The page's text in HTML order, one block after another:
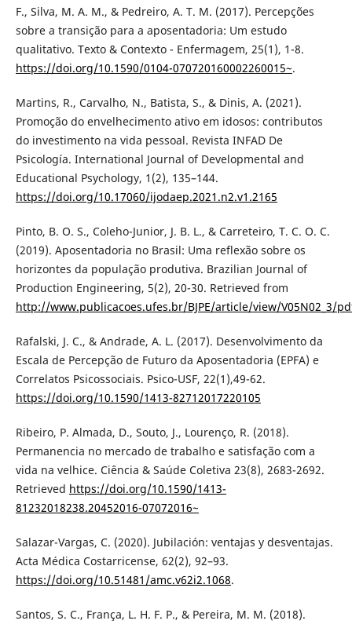
F., Silva, M. A. M., & Pedreiro, A. T. M. (2017). Percepções
sobre a transição para a aposentadoria: Um estudo
qualitativo. Texto & Contexto - Enfermagem, 25(1), 1-8.
https://doi.org/10.1590/0104-070720160002260015~.
Martins, R., Carvalho, N., Batista, S., & Dinis, A. (2021).
Promoção do envelhecimento ativo em idosos: contributos
do investimento na vida pessoal. Revista INFAD De
Psicología. International Journal of Developmental and
Educational Psychology, 1(2), 135–144.
https://doi.org/10.17060/ijodaep.2021.n2.v1.2165
Pinto, B. O. S., Coleho-Junior, J. B. L., & Carreteiro, T. C. O. C.
(2019). Aposentadoria no Brasil: Uma reflexão sobre os
horizontes da população produtiva. Brazilian Journal of
Production Engineering, 5(2), 20-30. Retrieved from
http://www.publicacoes.ufes.br/BJPE/article/view/V05N02_3/
Rafalski, J. C., & Andrade, A. L. (2017). Desenvolvimento da
Escala de Percepção de Futuro da Aposentadoria (EPFA) e
Correlatos Psicossociais. Psico-USF, 22(1),49-62.
https://doi.org/10.1590/1413-82712017220105
Ribeiro, P. Almada, D., Souto, J., Lourenço, R. (2018).
Permanencia no mercado de trabalho e satisfação com a
vida na velhice. Ciência & Saúde Coletiva 23(8), 2683-2692.
Retrieved https://doi.org/10.1590/1413-
81232018238.20452016-07072016~
Salazar-Vargas, C. (2020). Jubilación: ventajas y desventajas.
Acta Médica Costarricense, 62(2), 92–93.
https://doi.org/10.51481/amc.v62i2.1068.
Santos, S. C., França, L. H. F. P., & Pereira, M. M. (2018).